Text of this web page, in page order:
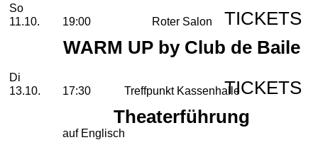
Aufführungen
2026
Oktober
Sonntag, 11. Oktober 2026
So
11.10.
19:00 Roter Salon
WARM UP by Club de Baile
TICKETS
Dienstag, 13. Oktober 2026
Di
13.10.
17:30 Treffpunkt Kassenhalle
Theaterführung
auf Englisch
TICKETS